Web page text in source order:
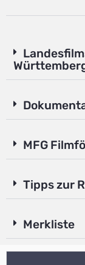
MFG
Tipps zur
Merkliste